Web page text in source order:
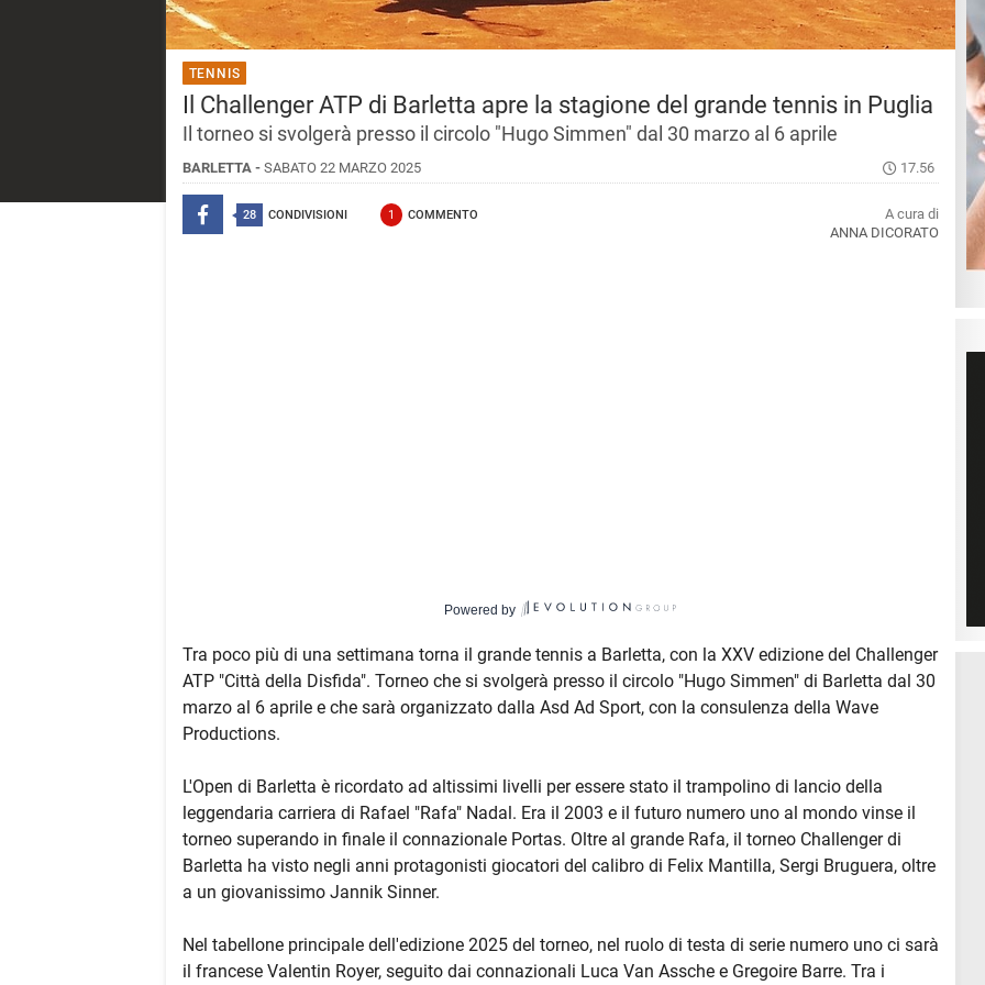
TENNIS
Il Challenger ATP di Barletta apre la stagione del grande tennis in Puglia
Il torneo si svolgerà presso il circolo "Hugo Simmen" dal 30 marzo al 6 aprile
BARLETTA - SABATO 22 MARZO 2025 17.56
28 CONDIVISIONI 1 COMMENTO
A cura di
ANNA DICORATO
Powered by
Tra poco più di una settimana torna il grande tennis a Barletta, con la XXV edizione del Challenger
ATP "Città della Disfida". Torneo che si svolgerà presso il circolo "Hugo Simmen" di Barletta dal 30
marzo al 6 aprile e che sarà organizzato dalla Asd Ad Sport, con la consulenza della Wave
Productions.
L'Open di Barletta è ricordato ad altissimi livelli per essere stato il trampolino di lancio della
leggendaria carriera di Rafael "Rafa" Nadal. Era il 2003 e il futuro numero uno al mondo vinse il
torneo superando in finale il connazionale Portas. Oltre al grande Rafa, il torneo Challenger di
Barletta ha visto negli anni protagonisti giocatori del calibro di Felix Mantilla, Sergi Bruguera, oltre
a un giovanissimo Jannik Sinner.
Nel tabellone principale dell'edizione 2025 del torneo, nel ruolo di testa di serie numero uno ci sarà
il francese Valentin Royer, seguito dai connazionali Luca Van Assche e Gregoire Barre. Tra i